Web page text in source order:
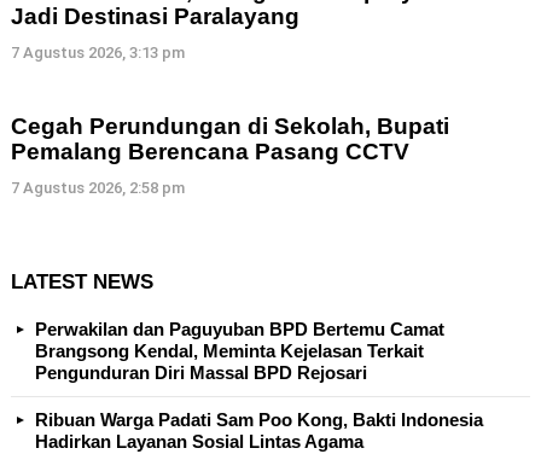
Jadi Destinasi Paralayang
7 Agustus 2026, 3:13 pm
Cegah Perundungan di Sekolah, Bupati
Pemalang Berencana Pasang CCTV
7 Agustus 2026, 2:58 pm
LATEST NEWS
Perwakilan dan Paguyuban BPD Bertemu Camat
Brangsong Kendal, Meminta Kejelasan Terkait
Pengunduran Diri Massal BPD Rejosari
Ribuan Warga Padati Sam Poo Kong, Bakti Indonesia
Hadirkan Layanan Sosial Lintas Agama